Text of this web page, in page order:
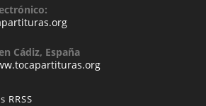
Cádiz, España
RRSS